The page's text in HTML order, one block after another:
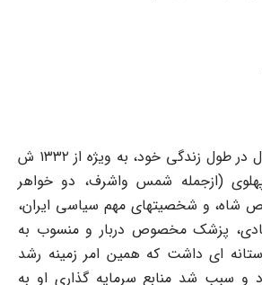
در مجموع ثابت پاسال در طول زندگی خود، به ویژه از ۱۳۳۲ ش
(ازجمله شمس واشرف، دو خواهر
شاه، و شخصیتهای مهم سیاسی ایران،
پزشک مخصوص دربار و منسوب به
ای داشت که همین امر زمینه رشد
و سبب شد منابع سرمایه گذاری او به